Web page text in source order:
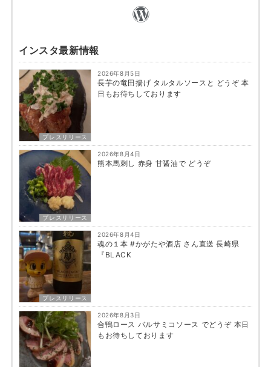
インスタ最新情報
プレスリリース
2026年8月5日
長芋の竜田揚げ タルタルソースと どうぞ 本
日もお待ちしております
プレスリリース
2026年8月4日
熊本馬刺し 赤身 甘醤油で どうぞ
プレスリリース
2026年8月4日
魂の１本 #かがたや酒店 さん直送 長崎県
『BLACK
2026年8月3日
合鴨ロース バルサミコソース でどうぞ 本日
もお待ちしております